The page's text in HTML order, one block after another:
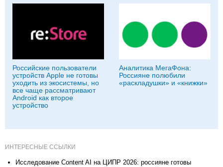
Российские пользователи
устройств Apple не готовы
уходить из экосистемы, но
все чаще рассматривают
Android как второе
устройство
Аналитика МегаФона:
Россияне полюбили
«раскладушки» и «книжки»
ИНТЕРЕСНЫЕ ССЫЛКИ
Исследование Content AI на ЦИПР 2026: россияне готовы